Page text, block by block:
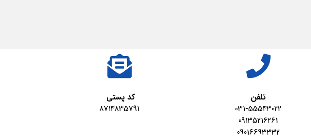
تلفن
031-55543022
09135216261
09016693332
کد پستی
8714835791